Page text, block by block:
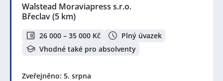
Walstead Moraviapress s.r.o.
Břeclav(5 km)
26 000 – 35 000 Kč
Plný úvazek
Vhodné také pro absolventy
Zveřejněno: 5. srpna